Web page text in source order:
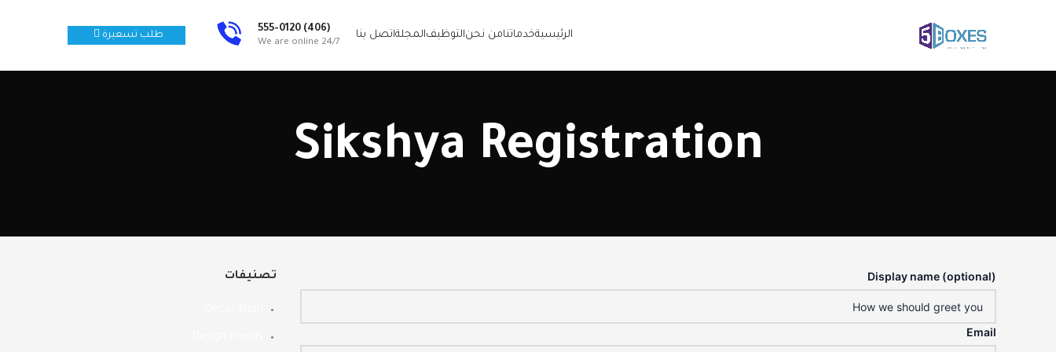
الرئيسيةخدماتنامن نحنالتوظيفالمجلةاتصل بنا
(406) 555-0120
We are online 24/7
طلب تسعيرة
Sikshya Registration
Display name (optional)
Email
تصنيفات